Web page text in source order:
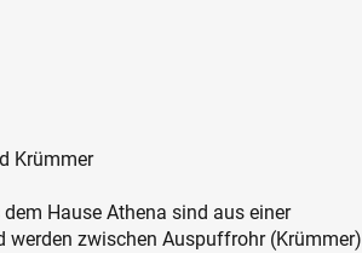
Krümmer
Hause Athena sind aus einer
zwischen Auspuffrohr (Krümmer)